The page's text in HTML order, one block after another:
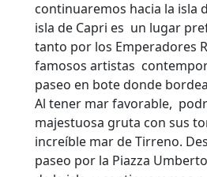
continuaremos hacia la isla
isla de Capri es un lugar
tanto por los Emperadores
famosos artistas
paseo en bote donde
Al tener mar favorable,
majestuosa gruta con sus
increíble mar de Tirreno.
paseo por la Piazza